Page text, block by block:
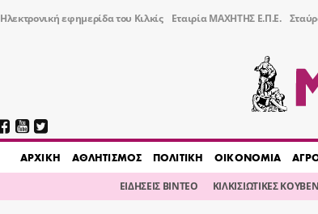
Ηλεκτρονική εφημερίδα του Κιλκίς Εταιρία ΜΑΧΗΤΗΣ Ε.Π.Ε.
AΡΧΙΚΗ ΑΘΛΗΤΙΣΜΟΣ ΠΟΛΙΤΙΚΗ ΟΙΚΟΝΟΜΙΑ
ΕΙΔΗΣΕΙΣ ΒΙΝΤΕΟ ΚΙΛΚΙΣΙΩΤΙΚΕΣ